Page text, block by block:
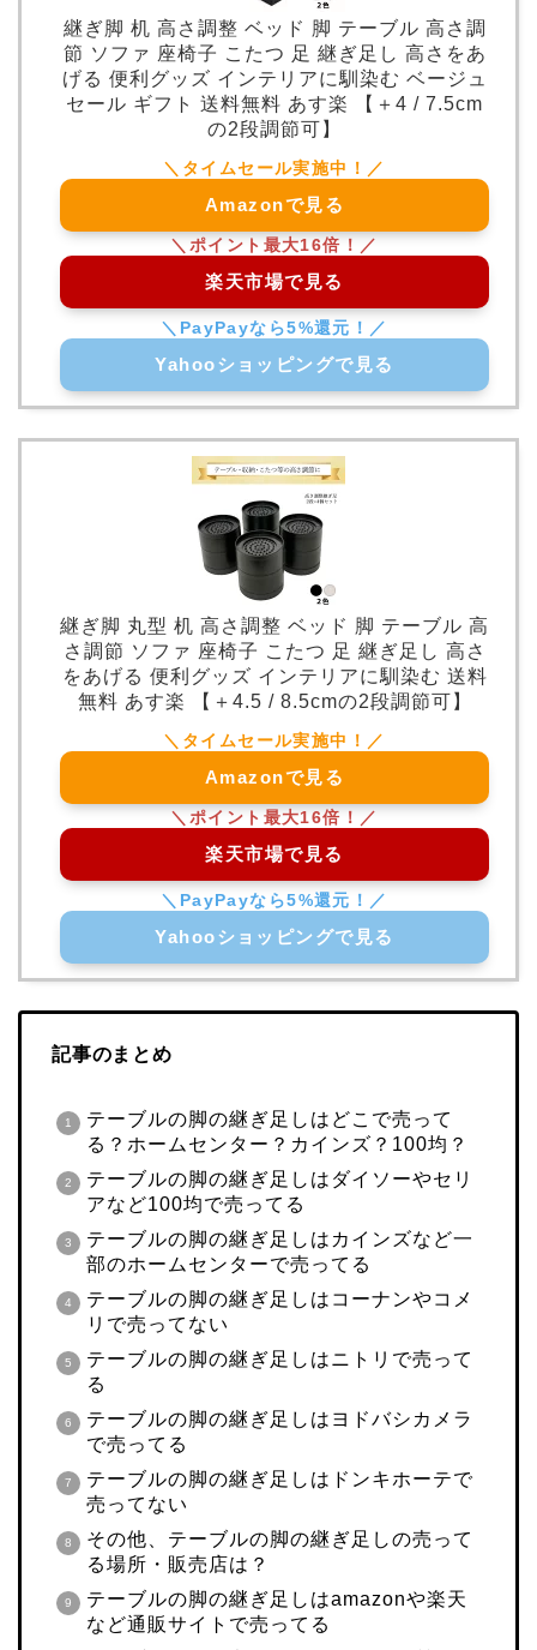
継ぎ脚 机 高さ調整 ベッド 脚 テーブル 高さ調
節 ソファ 座椅子 こたつ 足 継ぎ足し 高さをあ
げる 便利グッズ インテリアに馴染む ベージュ
セール ギフト 送料無料 あす楽 【＋4 / 7.5cm
の2段調節可】
Amazonで見る
楽天市場で見る
Yahooショッピングで見る
継ぎ脚 丸型 机 高さ調整 ベッド 脚 テーブル 高
さ調節 ソファ 座椅子 こたつ 足 継ぎ足し 高さ
をあげる 便利グッズ インテリアに馴染む 送料
無料 あす楽 【＋4.5 / 8.5cmの2段調節可】
Amazonで見る
楽天市場で見る
Yahooショッピングで見る
記事のまとめ
テーブルの脚の継ぎ足しはどこで売って
る？ホームセンター？カインズ？100均？
テーブルの脚の継ぎ足しはダイソーやセリ
アなど100均で売ってる
テーブルの脚の継ぎ足しはカインズなど一
部のホームセンターで売ってる
テーブルの脚の継ぎ足しはコーナンやコメ
リで売ってない
テーブルの脚の継ぎ足しはニトリで売って
る
テーブルの脚の継ぎ足しはヨドバシカメラ
で売ってる
テーブルの脚の継ぎ足しはドンキホーテで
売ってない
その他、テーブルの脚の継ぎ足しの売って
る場所・販売店は？
テーブルの脚の継ぎ足しはamazonや楽天
など通販サイトで売ってる